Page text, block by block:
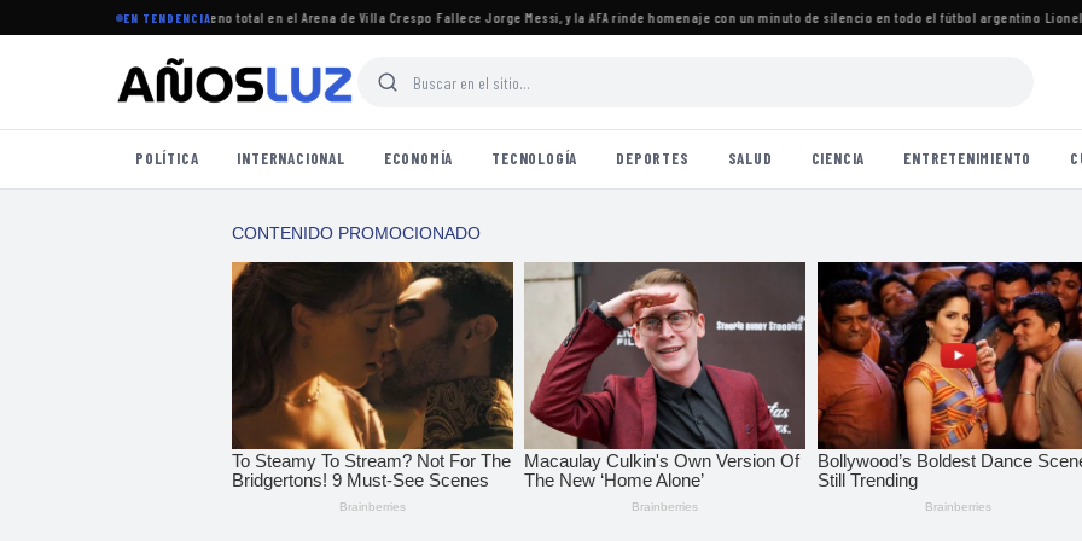
EN TENDENCIA
a Argentina y logró un lleno total en el Arena de Villa Crespo·Fallece Jorge Messi, y la AFA rinde homenaje con un minuto de silencio en todo el fútbol argentino·Lionel
POLÍTICA INTERNACIONAL ECONOMÍA TECNOLOGÍA DEPORTES SALUD CIENCIA ENTRETENIMIENTO